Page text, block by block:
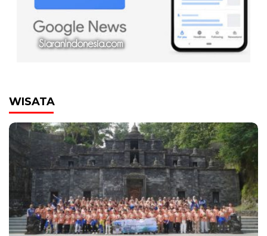
WISATA